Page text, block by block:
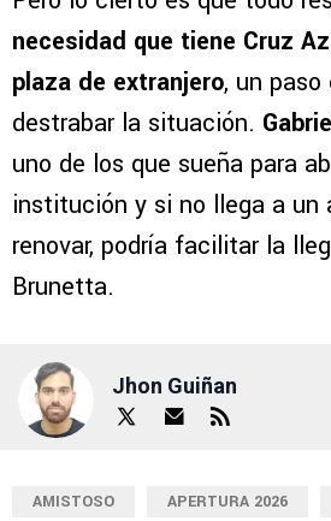
necesidad que tiene Cruz
plaza de extranjero, un paso
destrabar la situación.
uno de los que sueña para
institución y si no llega a un
renovar, podría facilitar la
Brunetta.
Jhon Guiñan
AMISTOSO APERTURA 2026